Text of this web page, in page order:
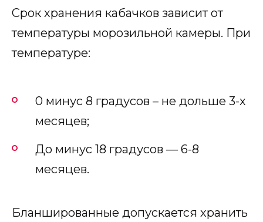
Срок хранения кабачков зависит от
температуры морозильной камеры. При
температуре:
0 минус 8 градусов – не дольше 3-х
месяцев;
До минус 18 градусов — 6-8
месяцев.
Бланшированные допускается хранить